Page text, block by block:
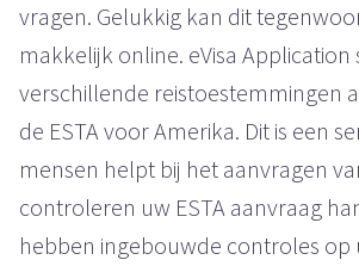
vragen. Gelukkig kan dit
makkelijk online. eVisa Application
verschillende reistoestemmingen
de ESTA voor Amerika. Dit is een
mensen helpt bij het aanvragen
controleren uw ESTA aanvraag
hebben ingebouwde controles op